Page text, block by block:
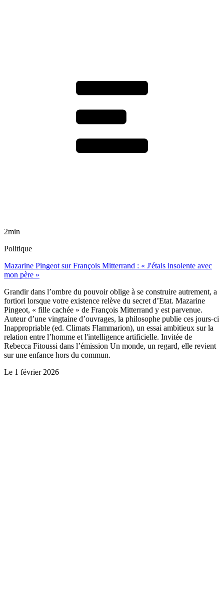
2min
Politique
Mazarine Pingeot sur François Mitterrand : « J'étais insolente avec
mon père »
Grandir dans l’ombre du pouvoir oblige à se construire autrement, a
fortiori lorsque votre existence relève du secret d’Etat. Mazarine
Pingeot, « fille cachée » de François Mitterrand y est parvenue.
Auteur d’une vingtaine d’ouvrages, la philosophe publie ces jours-ci
Inappropriable (ed. Climats Flammarion), un essai ambitieux sur la
relation entre l’homme et l'intelligence artificielle. Invitée de
Rebecca Fitoussi dans l’émission Un monde, un regard, elle revient
sur une enfance hors du commun.
Le 1 février 2026